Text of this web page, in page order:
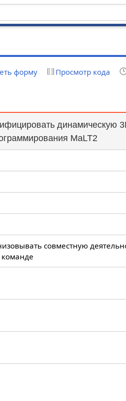
форму Просмотр кода
динамическую
MaLT2
совместную
команде